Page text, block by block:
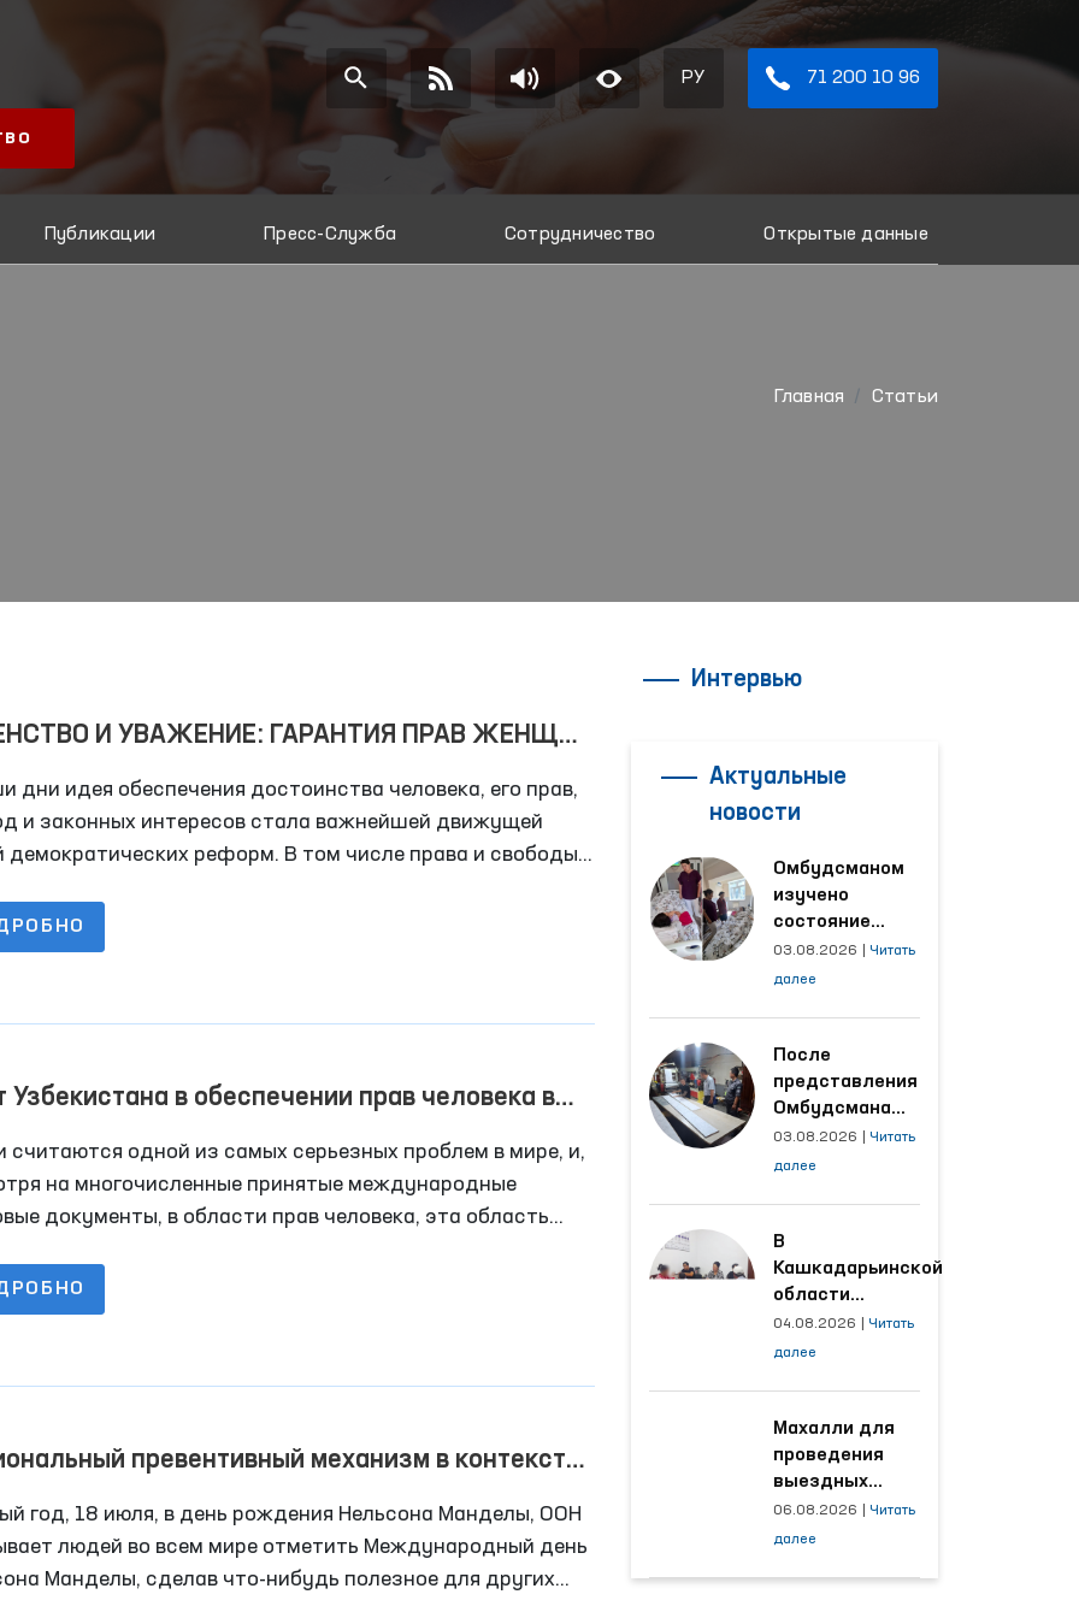
РУ 71 200 10 96
Публикации Пресс-Служба Сотрудничество Открытые данные
Главная Статьи
И УВАЖЕНИЕ: ГАРАНТИЯ ПРАВ ЖЕНЩИН
РАЗВИТИЯ ОБЩЕСТВА!
дни идея обеспечения достоинства человека, его прав,
и законных интересов стала важнейшей движущей
демократических реформ. В том числе права и свободы
требует внимания не только в одной стране, но и в
масштабе.
Узбекистана в обеспечении прав человека в
с пытками
считаются одной из самых серьезных проблем в мире, и,
на многочисленные принятые международные
документы, в области прав человека, эта область
превентивный механизм в контексте
Манделы
год, 18 июля, в день рождения Нельсона Манделы, ООН
людей во всем мире отметить Международный день
Манделы, сделав что-нибудь полезное для других
Интервью
Актуальные
новости
Омбудсманом
изучено
состояние
женщины,
пострадавшей от
области
03.08.2026
Читать
далее
После
представления
Омбудсмана
улучшены
условия на
трудятся
осуждённые
03.08.2026
Читать
далее
В
Кашкадарьинской
области
налажена
адресная работа
наибольшее
количество
обращений
04.08.2026
Читать
далее
Махалли для
проведения
выездных
приёмов
определяются
06.08.2026
Читать
далее